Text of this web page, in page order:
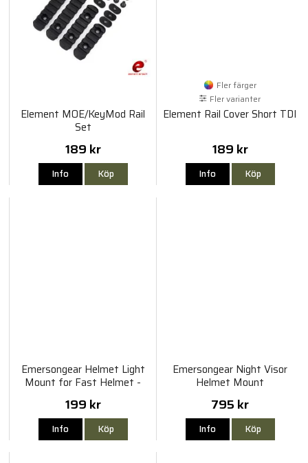
Element MOE/KeyMod Rail
Set
189 kr
Info Köp
Fler färger
Fler varianter
Element Rail Cover Short TDI
189 kr
Info Köp
Emersongear Helmet Light
Mount for Fast Helmet -
199 kr
Info Köp
Emersongear Night Visor
Helmet Mount
795 kr
Info Köp